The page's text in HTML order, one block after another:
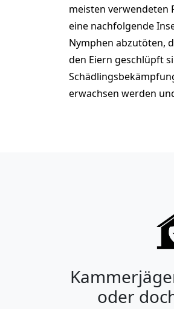
meisten verwendeten
eine nachfolgende
Nymphen abzutöten,
den Eiern geschlüpft
erwachsen werden
oder